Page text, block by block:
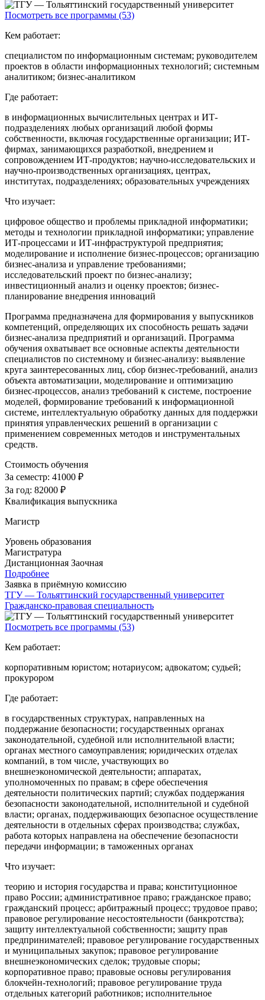
Посмотреть все программы (53)
Кем работает:
специалистом по информационным системам; руководителем
проектов в области информационных технологий; системным
аналитиком; бизнес-аналитиком
Где работает:
в информационных вычислительных центрах и ИТ-
подразделениях любых организаций любой формы
собственности, включая государственные организации; ИТ-
фирмах, занимающихся разработкой, внедрением и
сопровождением ИТ-продуктов; научно-исследовательских и
научно-производственных организациях, центрах,
институтах, подразделениях; образовательных учреждениях
Что изучает:
цифровое общество и проблемы прикладной информатики;
методы и технологии прикладной информатики; управление
ИТ-процессами и ИТ-инфраструктурой предприятия;
моделирование и исполнение бизнес-процессов; организацию
бизнес-анализа и управление требованиями;
исследовательский проект по бизнес-анализу;
инвестиционный анализ и оценку проектов; бизнес-
планирование внедрения инноваций
Программа предназначена для формирования у выпускников
компетенций, определяющих их способность решать задачи
бизнес-анализа предприятий и организаций. Программа
обучения охватывает все основные аспекты деятельности
специалистов по системному и бизнес-анализу: выявление
круга заинтересованных лиц, сбор бизнес-требований, анализ
объекта автоматизации, моделирование и оптимизацию
бизнес-процессов, анализ требований к системе, построение
моделей, формирование требований к информационной
системе, интеллектуальную обработку данных для поддержки
принятия управленческих решений в организации с
применением современных методов и инструментальных
средств.
Стоимость обучения
За семестр: 41000 ₽
За год: 82000 ₽
Квалификация выпускника
Магистр
Уровень образования
Магистратура
Дистанционная Заочная
Подробнее
Заявка в приёмную комиссию
ТГУ — Тольяттинский государственный университет
Гражданско-правовая специальность
Посмотреть все программы (53)
Кем работает:
корпоративным юристом; нотариусом; адвокатом; судьей;
прокурором
Где работает:
в государственных структурах, направленных на
поддержание безопасности; государственных органах
законодательной, судебной или исполнительной власти;
органах местного самоуправления; юридических отделах
компаний, в том числе, участвующих во
внешнеэкономической деятельности; аппаратах,
уполномоченных по правам; в сфере обеспечения
деятельности политических партий; службах поддержания
безопасности законодательной, исполнительной и судебной
власти; органах, поддерживающих безопасное осуществление
деятельности в отдельных сферах производства; службах,
работа которых направлена на обеспечение безопасности
передачи информации; в таможенных органах
Что изучает:
теорию и история государства и права; конституционное
право России; административное право; гражданское право;
гражданский процесс; арбитражный процесс; трудовое право;
правовое регулирование несостоятельности (банкротства);
защиту интеллектуальной собственности; защиту прав
предпринимателей; правовое регулирование государственных
и муниципальных закупок; правовое регулирование
внешнеэкономических сделок; трудовые споры;
корпоративное право; правовые основы регулирования
блокчейн-технологий; правовое регулирование труда
отдельных категорий работников; исполнительное